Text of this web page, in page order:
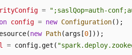
=
";saslQop=auth-
config = new Configuration();
new Path(args[0
= config.get(